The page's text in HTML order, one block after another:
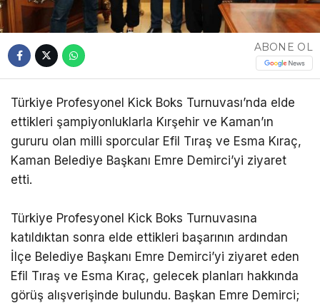
ABONE OL
Türkiye Profesyonel Kick Boks Turnuvası’nda elde
ettikleri şampiyonluklarla Kırşehir ve Kaman’ın
gururu olan milli sporcular Efil Tıraş ve Esma Kıraç,
Kaman Belediye Başkanı Emre Demirci’yi ziyaret
etti.
Türkiye Profesyonel Kick Boks Turnuvasına
katıldıktan sonra elde ettikleri başarının ardından
İlçe Belediye Başkanı Emre Demirci’yi ziyaret eden
Efil Tıraş ve Esma Kıraç, gelecek planları hakkında
görüş alışverişinde bulundu. Başkan Emre Demirci;